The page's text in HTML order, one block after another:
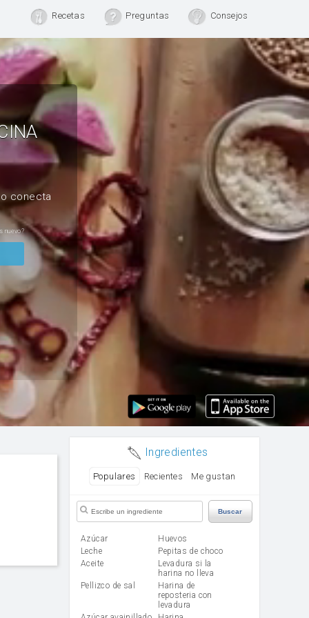
Recetas Preguntas Consejos
conecta
nuevo?
Ingredientes
Populares Recientes Me gustan
Buscar
Azúcar
huevos
leche
Pepitas de choco
aceite
Levadura si la
harina no lleva
Pellizco de sal
Harina de
reposteria con
levadura